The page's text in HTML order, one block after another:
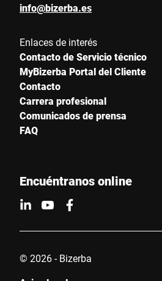
País *
Escríbenos tu mensaje *
Por la presente confirmo que acepto
Declaración de protección de datos
info@bizerba.es
Enlaces de interés
Contacto de Servicio técnico
MyBizerba Portal del Cliente
Contacto
Carrera profesional
Comunicados de prensa
FAQ
Encuéntranos online
© 2026 - Bizerba